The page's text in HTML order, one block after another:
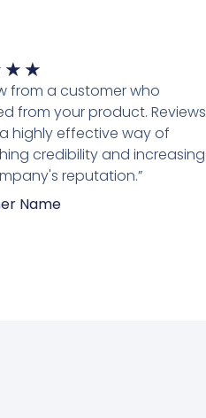
★ ★
5
van
5
from a customer who
from your product. Reviews
highly effective way of
credibility and increasing
reputation.”
Name